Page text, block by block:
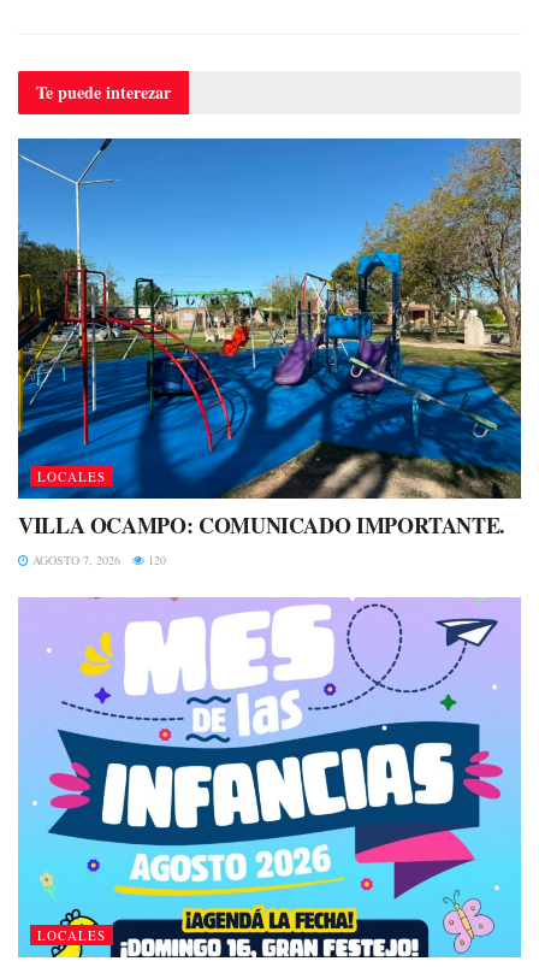
Te puedeinterezar
LOCALES
VILLA OCAMPO: COMUNICADO IMPORTANTE.
AGOSTO 7, 2026 120
LOCALES